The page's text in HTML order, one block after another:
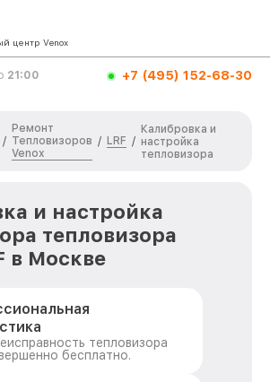
центр Venox
21:00 +7 (495) 152-68-30
/
Ремонт
Тепловизоров
Venox
/ LRF /
Калибровка и
настройка
тепловизора
и настройка
тепловизора
в Москве
тепловизора
бесплатно.